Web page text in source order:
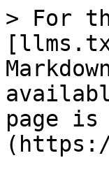
> For
page is